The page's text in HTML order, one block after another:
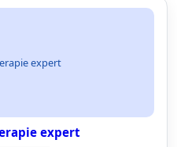
expert
expert